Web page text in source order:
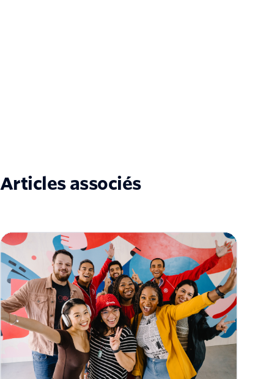
Articles associés
SIGNAL 2023 : Stratégie CustomerAI et